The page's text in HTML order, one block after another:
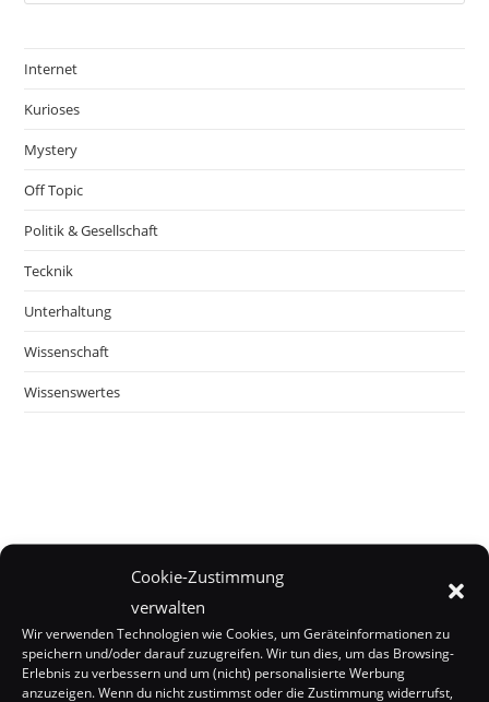
Cookie-Zustimmung
verwalten
Wir verwenden Technologien wie Cookies, um Geräteinformationen zu
speichern und/oder darauf zuzugreifen. Wir tun dies, um das Browsing-
Erlebnis zu verbessern und um (nicht) personalisierte Werbung
anzuzeigen. Wenn du nicht zustimmst oder die Zustimmung widerrufst,
Internet
Kurioses
Mystery
Off Topic
Politik & Gesellschaft
Tecknik
Unterhaltung
Wissenschaft
Wissenswertes